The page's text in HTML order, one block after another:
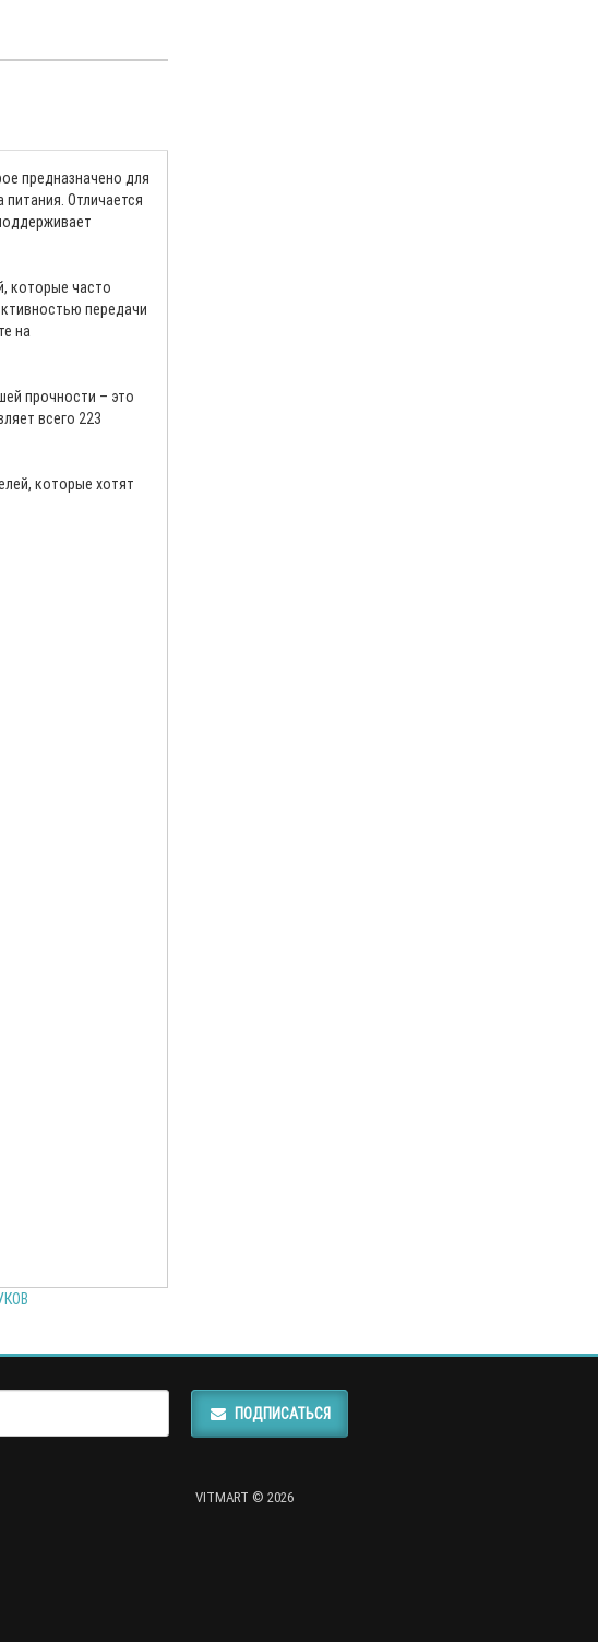
предназначено для
Отличается
которые часто
передачи
на
прочности – это
всего 223
которые хотят
ПОДПИСАТЬСЯ
VITMART © 2026